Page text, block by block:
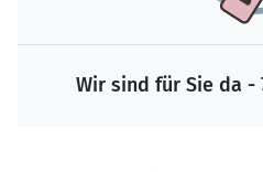
Wir sind für Sie da -